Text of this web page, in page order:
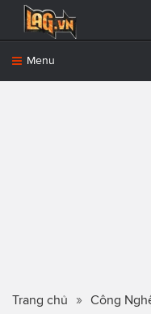
Menu
Trang chủ Công